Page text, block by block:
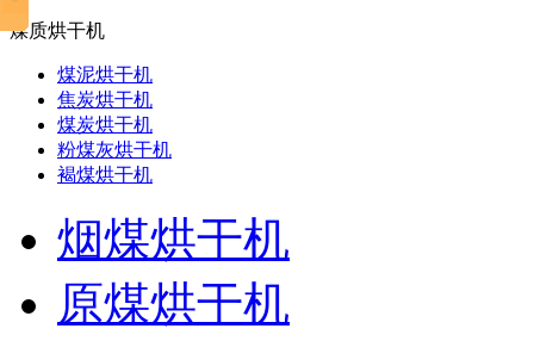
煤质烘干机
煤泥烘干机
焦炭烘干机
煤炭烘干机
粉煤灰烘干机
褐煤烘干机
烟煤烘干机
原煤烘干机